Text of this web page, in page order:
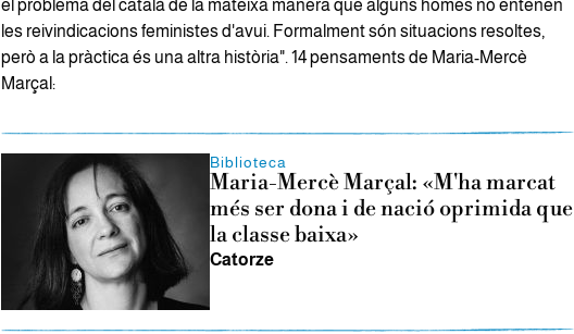
el problema del català de la mateixa manera que alguns homes no entenen
les reivindicacions feministes d'avui. Formalment són situacions resoltes,
però a la pràctica és una altra història". 14 pensaments de Maria-Mercè
Marçal:
Biblioteca
Maria-Mercè Marçal: «M'ha marcat
més ser dona i de nació oprimida que
la classe baixa»
Catorze